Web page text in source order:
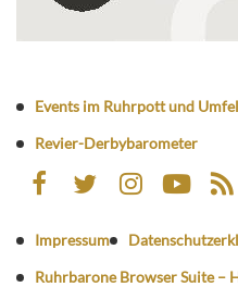
Events im Ruhrpott und
Revier-Derbybarometer
Impressum
Ruhrbarone Browser Suite –